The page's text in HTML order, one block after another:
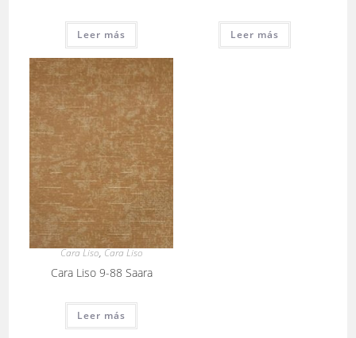
Leer más Leer más
Cara Liso,Cara Liso
Cara Liso 9-88 Saara
Leer más